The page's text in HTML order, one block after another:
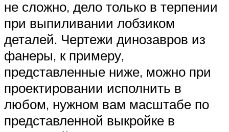
не сложно, дело только в терпении
при выпиливании лобзиком
деталей. Чертежи динозавров из
фанеры, к примеру,
представленные ниже, можно при
проектировании исполнить в
любом, нужном вам масштабе по
представленной выкройке в